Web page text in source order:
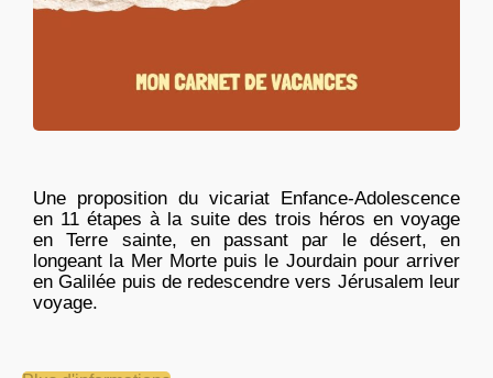
Une proposition du vicariat Enfance-Adolescence
en 11 étapes à la suite des trois héros en voyage
en Terre sainte, en passant par le désert, en
longeant la Mer Morte puis le Jourdain pour arriver
en Galilée puis de redescendre vers Jérusalem leur
voyage.